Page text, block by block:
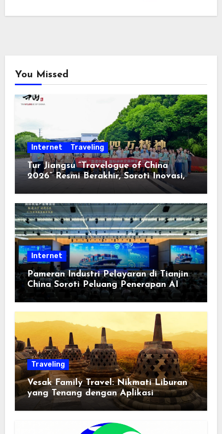
You Missed
Internet Traveling
Tur Jiangsu “Travelogue of China
2026” Resmi Berakhir, Soroti Inovasi,
Keterbukaan, dan Pembangunan
Berorientasi pada Masyarakat
Internet
Pameran Industri Pelayaran di Tianjin
China Soroti Peluang Penerapan AI
Traveling
Vesak Family Travel: Nikmati Liburan
yang Tenang dengan Aplikasi
Pemindai PDF